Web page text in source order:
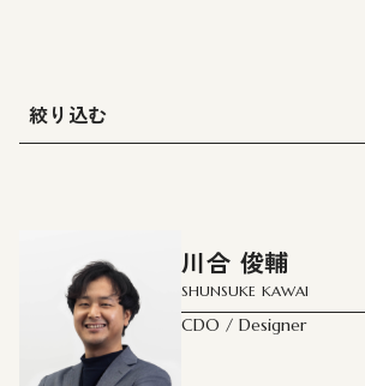
絞り込む
# インクルーシブイノベーションコンサ
# 建築・スペースデザイン
# デジタル＆アクセシビリティ
川合 俊輔
SHUNSUKE KAWAI
CDO / Designer